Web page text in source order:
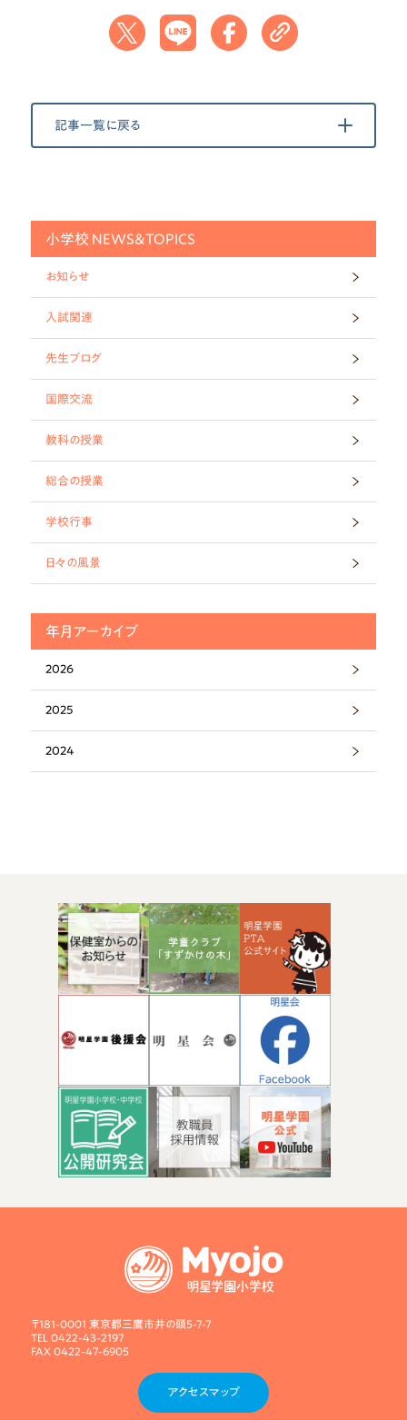
記事一覧に戻る
小学校 NEWS&TOPICS
お知らせ
入試関連
先生ブログ
国際交流
教科の授業
総合の授業
学校行事
日々の風景
年月アーカイブ
2026
2025
2024
〒181-0001 東京都三鷹市井の頭5-7-7
TEL 0422-43-2197
FAX 0422-47-6905
アクセスマップ